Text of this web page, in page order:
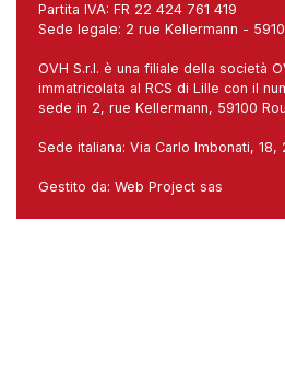
Partita IVA: FR 22 424 761 419
Sede legale: 2 rue Kellermann -
OVH S.r.l. è una filiale della società
immatricolata al RCS di Lille con il
sede in 2, rue Kellermann, 59100
Sede italiana: Via Carlo Imbonati, 18,
Gestito da: Web Project sas